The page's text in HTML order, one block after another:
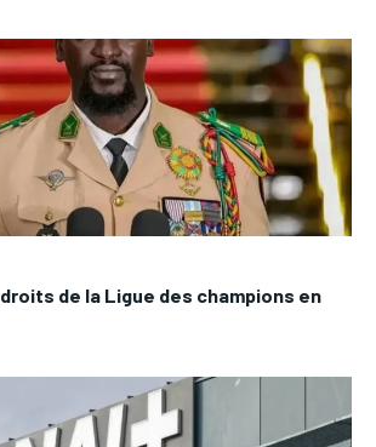
de la Ligue des champions en